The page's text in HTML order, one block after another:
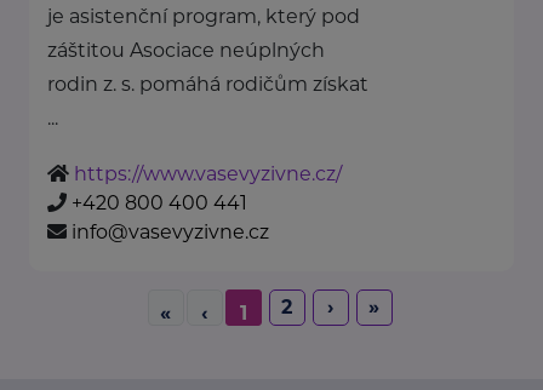
je asistenční program, který pod
záštitou Asociace neúplných
rodin z. s. pomáhá rodičům získat
...
https://www.vasevyzivne.cz/
+420 800 400 441
info@vasevyzivne.cz
« ‹ 1 2 › »